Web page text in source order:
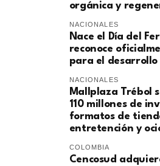
orgánica y
NACIONALES
Nace el Día del
reconoce
para el desarrollo
NACIONALES
Mallplaza Trébol
110 millones de
formatos de
entretención y
COLOMBIA
Cencosud